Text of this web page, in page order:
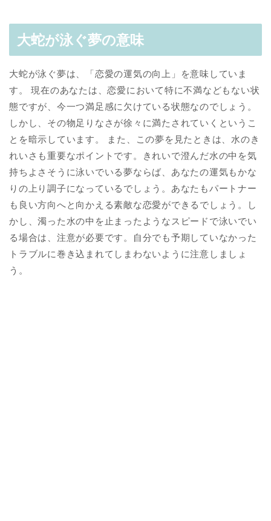
大蛇が泳ぐ夢の意味
大蛇が泳ぐ夢は、「恋愛の運気の向上」を意味していま
す。 現在のあなたは、恋愛において特に不満などもない状
態ですが、今一つ満足感に欠けている状態なのでしょう。
しかし、その物足りなさが徐々に満たされていくというこ
とを暗示しています。 また、この夢を見たときは、水のき
れいさも重要なポイントです。きれいで澄んだ水の中を気
持ちよさそうに泳いでいる夢ならば、あなたの運気もかな
りの上り調子になっているでしょう。あなたもパートナー
も良い方向へと向かえる素敵な恋愛ができるでしょう。し
かし、濁った水の中を止まったようなスピードで泳いでい
る場合は、注意が必要です。自分でも予期していなかった
トラブルに巻き込まれてしまわないように注意しましょ
う。